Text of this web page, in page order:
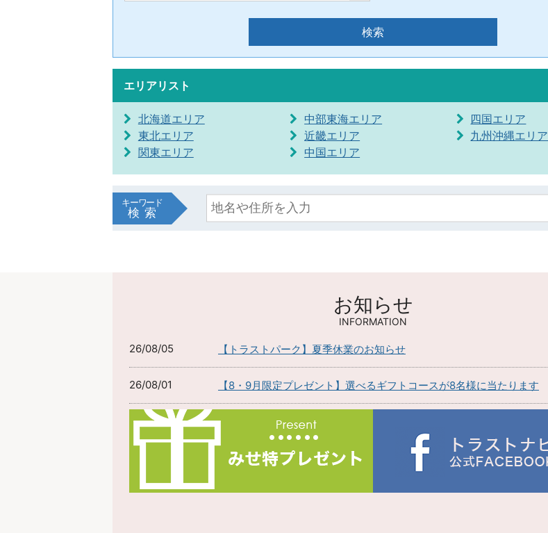
検索
エリアリスト
北海道エリア
東北エリア
関東エリア
中部東海エリア
近畿エリア
中国エリア
四国エリア
九州沖縄エリア
キーワード
検索
お知らせ
INFORMATION
26/08/05 【トラストパーク】夏季休業のお知らせ
26/08/01 【8・9月限定プレゼント】選べるギフトコースが8名様に当たります